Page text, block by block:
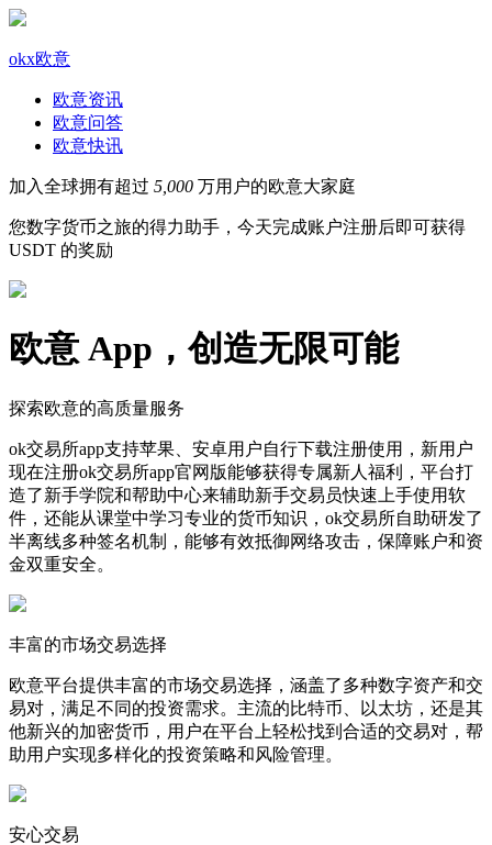
okx欧意
欧意资讯
欧意问答
欧意快讯
加入全球拥有超过 5,000 万用户的欧意大家庭
您数字货币之旅的得力助手，今天完成账户注册后即可获得
USDT 的奖励
欧意 App，创造无限可能
探索欧意的高质量服务
ok交易所app支持苹果、安卓用户自行下载注册使用，新用户
现在注册ok交易所app官网版能够获得专属新人福利，平台打
造了新手学院和帮助中心来辅助新手交易员快速上手使用软
件，还能从课堂中学习专业的货币知识，ok交易所自助研发了
半离线多种签名机制，能够有效抵御网络攻击，保障账户和资
金双重安全。
丰富的市场交易选择
欧意平台提供丰富的市场交易选择，涵盖了多种数字资产和交
易对，满足不同的投资需求。主流的比特币、以太坊，还是其
他新兴的加密货币，用户在平台上轻松找到合适的交易对，帮
助用户实现多样化的投资策略和风险管理。
安心交易